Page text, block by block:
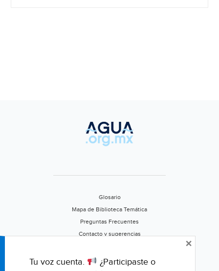
Glosario
Mapa de Biblioteca Temática
Preguntas Frecuentes
Contacto y sugerencias
Califica este portal
Tu voz cuenta.
¿Participaste o
×